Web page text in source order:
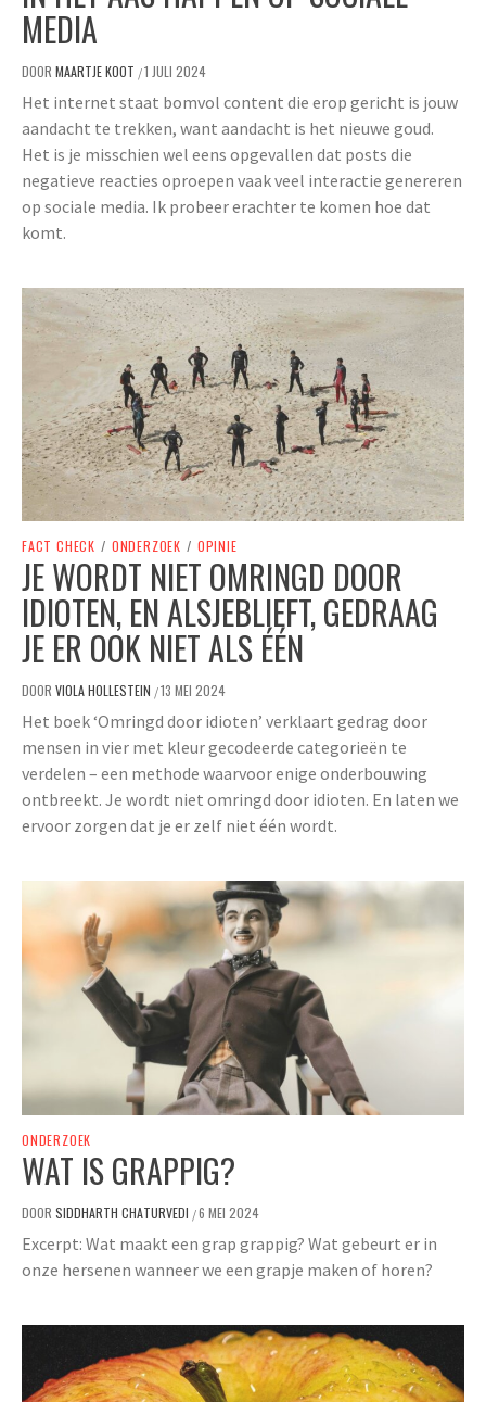
MEDIA
DOOR MAARTJE KOOT /1 JULI 2024
Het internet staat bomvol content die erop gericht is jouw
aandacht te trekken, want aandacht is het nieuwe goud.
Het is je misschien wel eens opgevallen dat posts die
negatieve reacties oproepen vaak veel interactie genereren
op sociale media. Ik probeer erachter te komen hoe dat
komt.
FACT CHECK / ONDERZOEK / OPINIE
JE WORDT NIET OMRINGD DOOR
IDIOTEN, EN ALSJEBLIEFT, GEDRAAG
JE ER OOK NIET ALS ÉÉN
DOOR VIOLA HOLLESTEIN /13 MEI 2024
Het boek ‘Omringd door idioten’ verklaart gedrag door
mensen in vier met kleur gecodeerde categorieën te
verdelen – een methode waarvoor enige onderbouwing
ontbreekt. Je wordt niet omringd door idioten. En laten we
ervoor zorgen dat je er zelf niet één wordt.
ONDERZOEK
WAT IS GRAPPIG?
DOOR SIDDHARTH CHATURVEDI /6 MEI 2024
Excerpt: Wat maakt een grap grappig? Wat gebeurt er in
onze hersenen wanneer we een grapje maken of horen?